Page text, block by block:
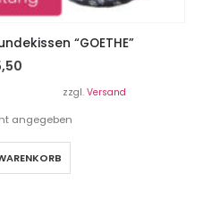
“GOETHE”
zzgl. Versand
angegeben